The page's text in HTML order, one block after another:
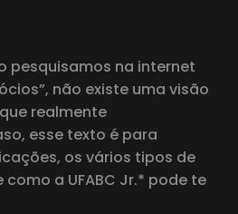
pesquisamos na internet
não existe uma visão
realmente
esse texto é para
os vários tipos de
como a UFABC Jr.* pode te